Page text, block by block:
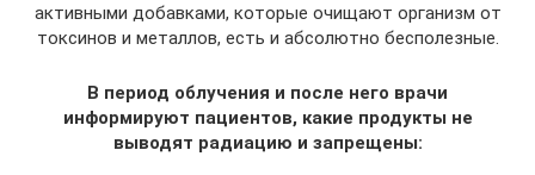
активными добавками, которые очищают организм от
токсинов и металлов, есть и абсолютно бесполезные.
В период облучения и после него врачи
информируют пациентов, какие продукты не
выводят радиацию и запрещены: